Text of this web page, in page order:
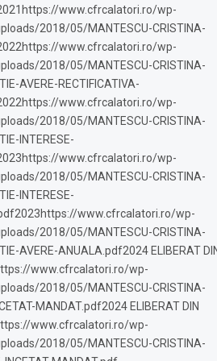
www.cfrcalatori.ro/wp-
2018/05/MANTESCU-CRISTINA-
www.cfrcalatori.ro/wp-
2018/05/MANTESCU-CRISTINA-
AVERE-RECTIFICATIVA-
www.cfrcalatori.ro/wp-
2018/05/MANTESCU-CRISTINA-
INTERESE-
www.cfrcalatori.ro/wp-
2018/05/MANTESCU-CRISTINA-
INTERESE-
www.cfrcalatori.ro/wp-
2018/05/MANTESCU-CRISTINA-
AVERE-ANUALA.pdf2024 ELIBERAT
www.cfrcalatori.ro/wp-
2018/05/MANTESCU-CRISTINA-
MANDAT.pdf2024 ELIBERAT DIN
www.cfrcalatori.ro/wp-
2018/05/MANTESCU-CRISTINA-